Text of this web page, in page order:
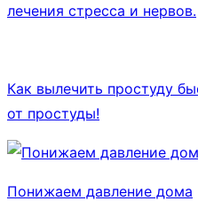
лечения стресса и нервов.
Как вылечить простуду
от простуды!
Понижаем давление дома